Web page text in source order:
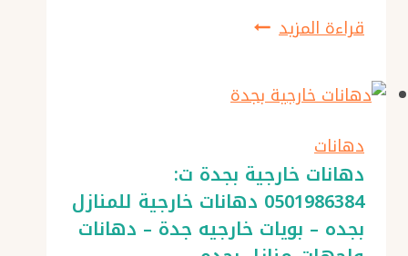
قراءة المزيدبويات
بجده
بويات
واجهات
خارجية
دهانات
دهانات خارجية بجدة ت:
0501986384 دهانات خارجية للمنازل
بجده – بويات خارجيه جدة – دهانات